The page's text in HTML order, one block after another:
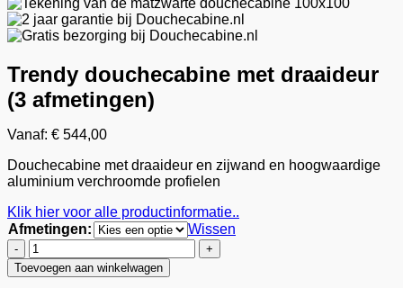
Trendy douchecabine met draaideur
(3 afmetingen)
Vanaf: € 544,00
Douchecabine met draaideur en zijwand en hoogwaardige
aluminium verchroomde profielen
Klik hier voor alle productinformatie..
Afmetingen:
Wissen
Trendy
douchecabine
met
Toevoegen aan winkelwagen